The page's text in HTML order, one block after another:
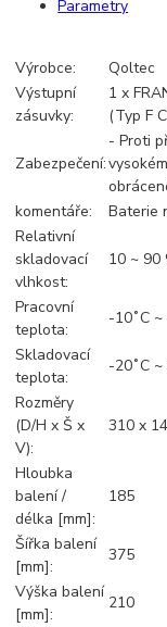
Parametry
Výrobce:
Qoltec
Výstupní
zásuvky:
1 x
(Typ F
Zabezpečení:
- Proti
komentáře:
Baterie
Relativní
skladovací
vlhkost:
10 ~ 90
Pracovní
teplota:
-10˚C
Skladovací
teplota:
-20˚C
Rozměry
(D/H x Š x
V):
310 x
Hloubka
balení /
délka [mm]:
185
Šířka balení
[mm]:
375
Výška balení
[mm]:
210